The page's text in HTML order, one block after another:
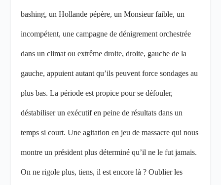
bashing, un Hollande pépère, un Monsieur faible, un
incompétent, une campagne de dénigrement orchestrée
dans un climat ou extrême droite, droite, gauche de la
gauche, appuient autant qu’ils peuvent force sondages au
plus bas. La période est propice pour se défouler,
déstabiliser un exécutif en peine de résultats dans un
temps si court. Une agitation en jeu de massacre qui nous
montre un président plus déterminé qu’il ne le fut jamais.
On ne rigole plus, tiens, il est encore là ? Oublier les